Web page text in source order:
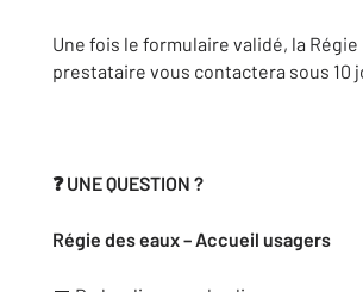
Une fois le formulaire validé, la Régie
prestataire vous contactera sous 10
❓UNE QUESTION ?
Régie des eaux – Accueil usagers